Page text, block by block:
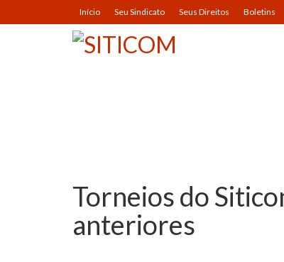
Início Seu Sindicato Seus Direitos Boletins
Torneios do
anteriores